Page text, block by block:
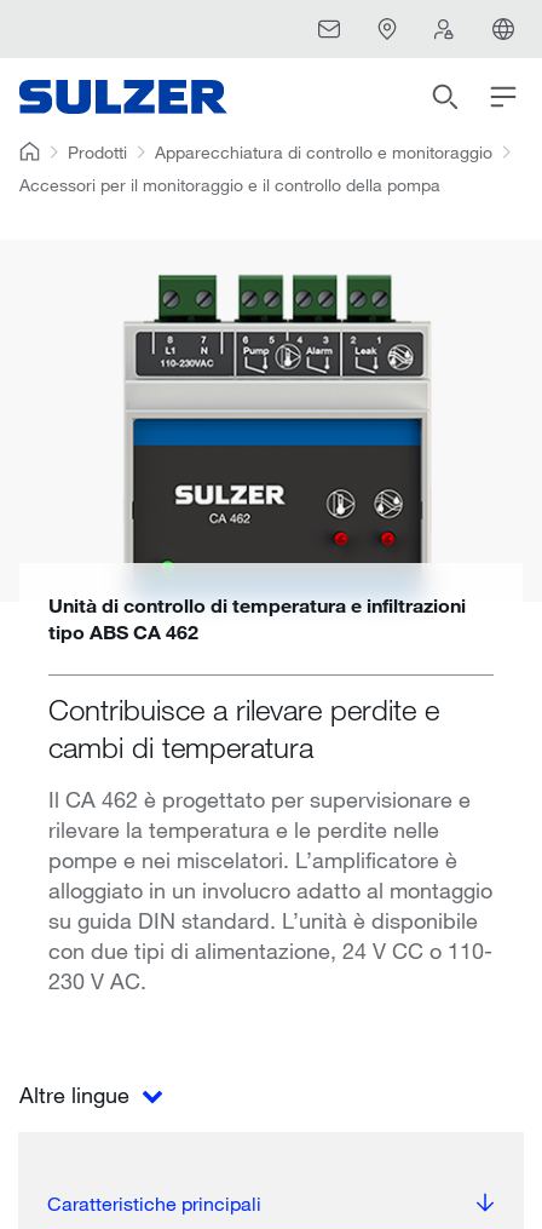
Prodotti
Apparecchiatura di controllo e monitoraggio
Accessori per il monitoraggio e il controllo della pompa
Unità di controllo di temperatura e infiltrazioni
tipo ABS CA 462
Contribuisce a rilevare perdite e
cambi di temperatura
Il CA 462 è progettato per supervisionare e
rilevare la temperatura e le perdite nelle
pompe e nei miscelatori. L’amplificatore è
alloggiato in un involucro adatto al montaggio
su guida DIN standard. L’unità è disponibile
con due tipi di alimentazione, 24 V CC o 110-
230 V AC.
Altre lingue
Caratteristiche principali